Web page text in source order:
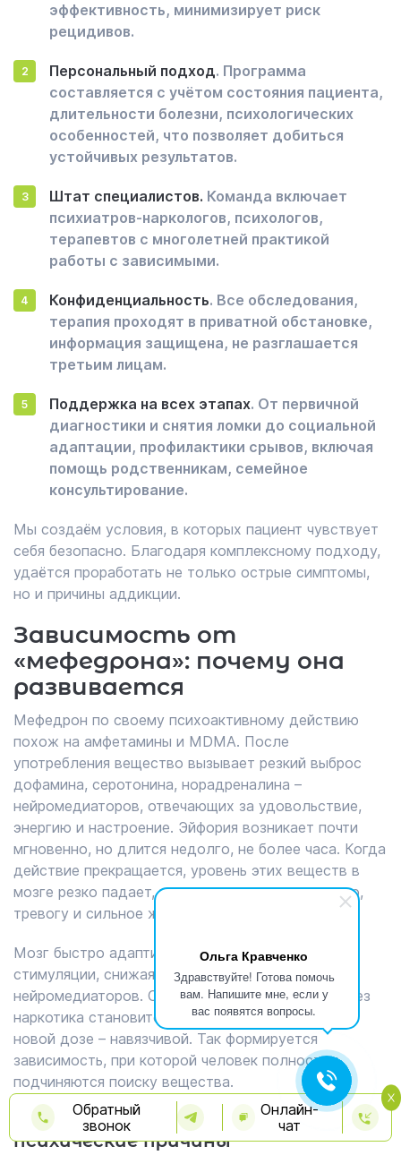
Ольга Кравченко
Здравствуйте! Готова помочь
вам. Напишите мне, если у
вас появятся вопросы.
эффективность, минимизирует риск
рецидивов.
Персональный подход. Программа
составляется с учётом состояния пациента,
длительности болезни, психологических
особенностей, что позволяет добиться
устойчивых результатов.
Штат специалистов. Команда включает
психиатров-наркологов, психологов,
терапевтов с многолетней практикой
работы с зависимыми.
Конфиденциальность. Все обследования,
терапия проходят в приватной обстановке,
информация защищена, не разглашается
третьим лицам.
Поддержка на всех этапах. От первичной
диагностики и снятия ломки до социальной
адаптации, профилактики срывов, включая
помощь родственникам, семейное
консультирование.
Мы создаём условия, в которых пациент чувствует
себя безопасно. Благодаря комплексному подходу,
удаётся проработать не только острые симптомы,
но и причины аддикции.
Зависимость от
«мефедрона»: почему она
развивается
Мефедрон по своему психоактивному действию
похож на амфетамины и MDMA. После
употребления вещество вызывает резкий выброс
дофамина, серотонина, норадреналина –
нейромедиаторов, отвечающих за удовольствие,
энергию и настроение. Эйфория возникает почти
мгновенно, но длится недолго, не более часа. Когда
действие прекращается, уровень этих веществ в
мозге резко падает, человек испытывает апатию,
тревогу и сильное желание повторить дозу.
Мозг быстро адаптируется к постоянной
стимуляции, снижая собственную выработку
нейромедиаторов. Со временем удовольствие без
наркотика становится недостижимым, а мысль о
новой дозе – навязчивой. Так формируется
зависимость, при которой человек полностью
подчиняются поиску вещества.
Почему формируется зависимость:
психические причины
Обратный
звонок
Онлайн-
чат